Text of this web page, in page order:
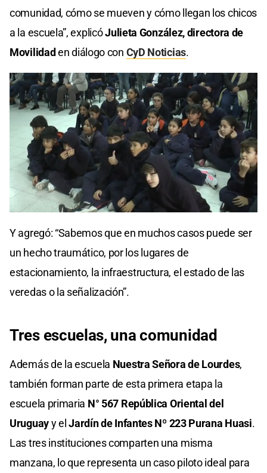
comunidad, cómo se mueven y cómo llegan los chicos
a la escuela”, explicóJulieta González, directora de
Movilidaden diálogo con CyD Noticias.
Y agregó: “Sabemos que en muchos casos puede ser
un hecho traumático, por los lugares de
estacionamiento, la infraestructura, el estado de las
veredas o la señalización”.
Tres escuelas, una comunidad
Además de la escuela Nuestra Señora de Lourdes,
también forman parte de esta primera etapa la
escuela primaria N° 567 República Oriental del
Uruguayy elJardín de Infantes Nº 223 Purana Huasi.
Las tres instituciones comparten una misma
manzana, lo que representa un caso piloto ideal para